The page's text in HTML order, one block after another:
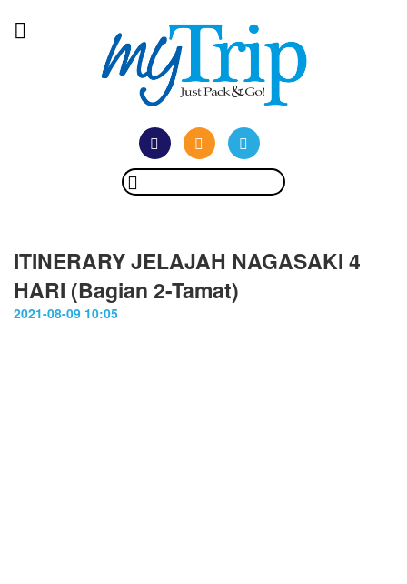
ITINERARY JELAJAH NAGASAKI 4
HARI (Bagian 2-Tamat)
2021-08-09 10:05